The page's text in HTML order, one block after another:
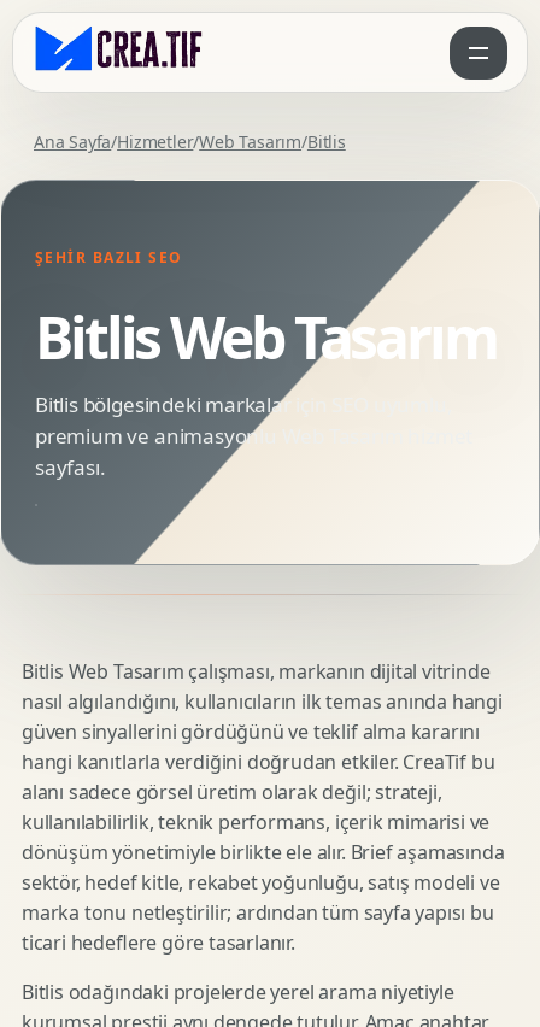
Ana Sayfa/Hizmetler/Web Tasarım/Bitlis
ŞEHIR BAZLI SEO
Bitlis Web Tasarım
Bitlis bölgesindeki markalar için SEO uyumlu,
premium ve animasyonlu Web Tasarım hizmet
sayfası.
Bitlis Web Tasarım çalışması, markanın dijital vitrinde
nasıl algılandığını, kullanıcıların ilk temas anında hangi
güven sinyallerini gördüğünü ve teklif alma kararını
hangi kanıtlarla verdiğini doğrudan etkiler. CreaTif bu
alanı sadece görsel üretim olarak değil; strateji,
kullanılabilirlik, teknik performans, içerik mimarisi ve
dönüşüm yönetimiyle birlikte ele alır. Brief aşamasında
sektör, hedef kitle, rekabet yoğunluğu, satış modeli ve
marka tonu netleştirilir; ardından tüm sayfa yapısı bu
ticari hedeflere göre tasarlanır.
Bitlis odağındaki projelerde yerel arama niyetiyle